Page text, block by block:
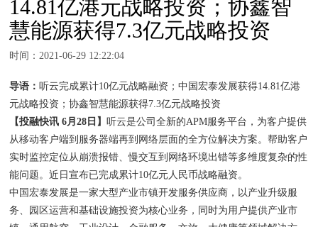
14.81亿港元战略投资；协鑫智
慧能源获得7.3亿元战略投资
时间：2021-06-29 12:22:04
导语：听云完成累计10亿元战略融资；中国宏泰发展获得14.81亿港
元战略投资；协鑫智慧能源获得7.3亿元战略投资
【投融快讯 6月28日】听云是公司全新的APM服务平台，为客户提供
从移动客户端到服务器端再到网络层面的全方位解决方案。帮助客户
实时监控定位从崩溃报错、慢交互到网络环境出错等多维度复杂的性
能问题。近日宣布已完成累计10亿元人民币战略融资。
中国宏泰发展是一家大型产业市镇开发服务供应商，以产业升级服
务、园区运营和基础设施投资为核心业务，同时为用户提供产业市